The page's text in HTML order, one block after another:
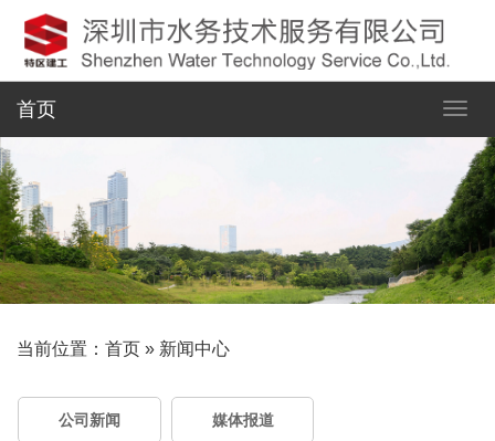
首页
当前位置： 首页 » 新闻中心
公司新闻 媒体报道